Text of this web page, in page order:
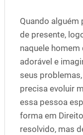
Quando alguém
de presente,
naquele
adorável e
seus
precisa evoluir
essa pessoa
forma em
resolvido, mas